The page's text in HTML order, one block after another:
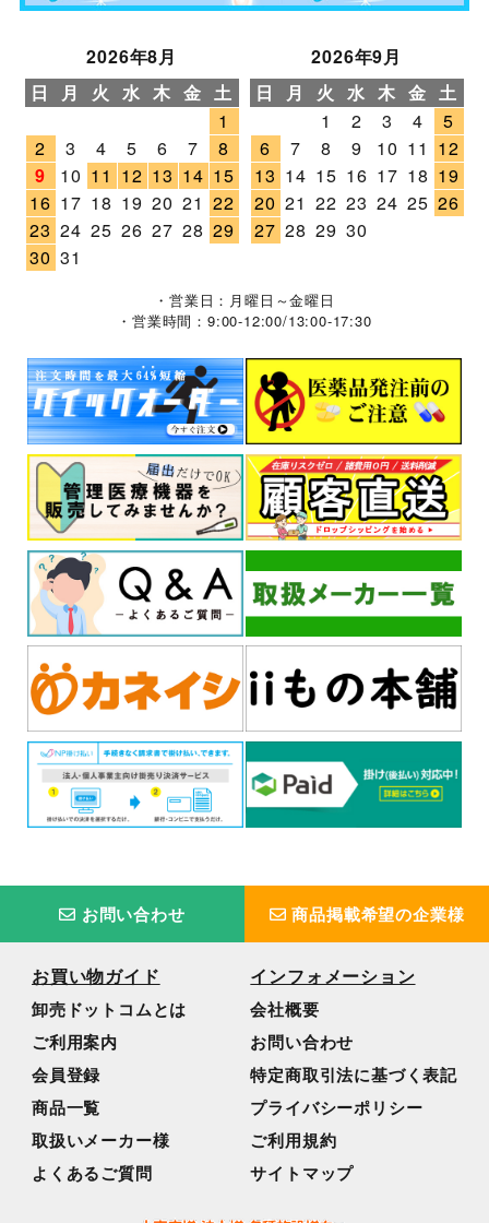
2026年8月
日
月 火 水 木 金 土
1
2
3 4 5 6 7
8
9
10 11 12 13 14 15
16 17 18 19 20 21 22
23 24 25 26 27 28 29
30 31
2026年9月
日
月 火 水 木 金 土
1
2 3 4
5
6
7 8 9 10 11 12
13 14 15 16 17 18 19
20 21 22 23 24 25 26
27 28 29 30
・営業日：月曜日～金曜日
・営業時間：9:00-12:00/13:00-17:30
お問い合わせ 商品掲載希望の企業様
お買い物ガイド
卸売ドットコムとは
ご利用案内
会員登録
商品一覧
取扱いメーカー様
よくあるご質問
インフォメーション
会社概要
お問い合わせ
特定商取引法に基づく表記
プライバシーポリシー
ご利用規約
サイトマップ